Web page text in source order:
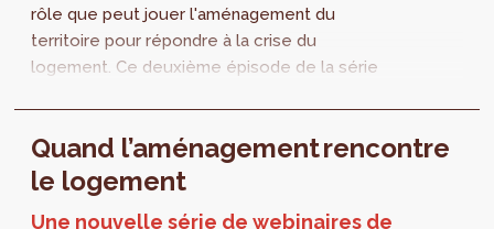
rôle que peut jouer l'aménagement du
territoire pour répondre à la crise du
logement. Ce deuxième épisode de la série
Quand l’aménagement rencontre
le logement
Une nouvelle série de webinaires de